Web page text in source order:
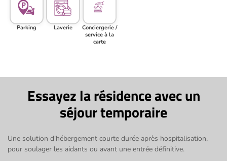
Parking Laverie
Conciergerie /
service à la
carte
Essayez la résidence avec un
séjour temporaire
Une solution d'hébergement courte durée après hospitalisation,
pour soulager les aidants ou avant une entrée définitive.